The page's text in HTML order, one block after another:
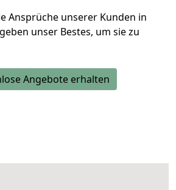
Ansprüche unserer Kunden in
unser Bestes, um sie zu
Angebote erhalten